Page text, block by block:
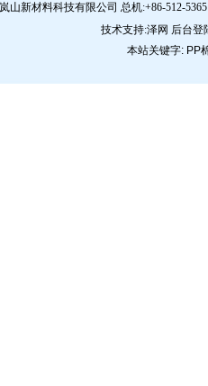
山新材料科技有限公司 总机:+86-512-5365
技术支持:泽网 后台登
本站关键字: PP